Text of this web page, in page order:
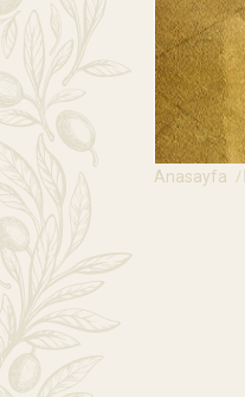
Anasayfa